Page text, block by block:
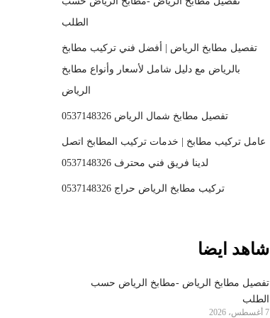
الطلب
تفصيل مطابخ الرياض | أفضل فني تركيب مطابخ
بالرياض مع دليل شامل لأسعار وأنواع مطابخ
الرياض
تفصيل مطابخ شمال الرياض 0537148326
عامل تركيب مطابخ | خدمات تركيب المطابخ اتصل
لدينا فريق فني محترف 0537148326
تركيب مطابخ الرياض حراج 0537148326
شاهد ايضا
تفصيل مطابخ الرياض -مطابخ الرياض حسب
الطلب
7 أغسطس، 2026